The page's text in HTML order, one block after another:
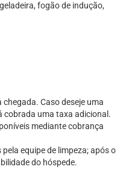
fogão de indução,
chegada. Caso deseje uma
cobrada uma taxa adicional.
mediante cobrança
equipe de limpeza; após o
do hóspede.